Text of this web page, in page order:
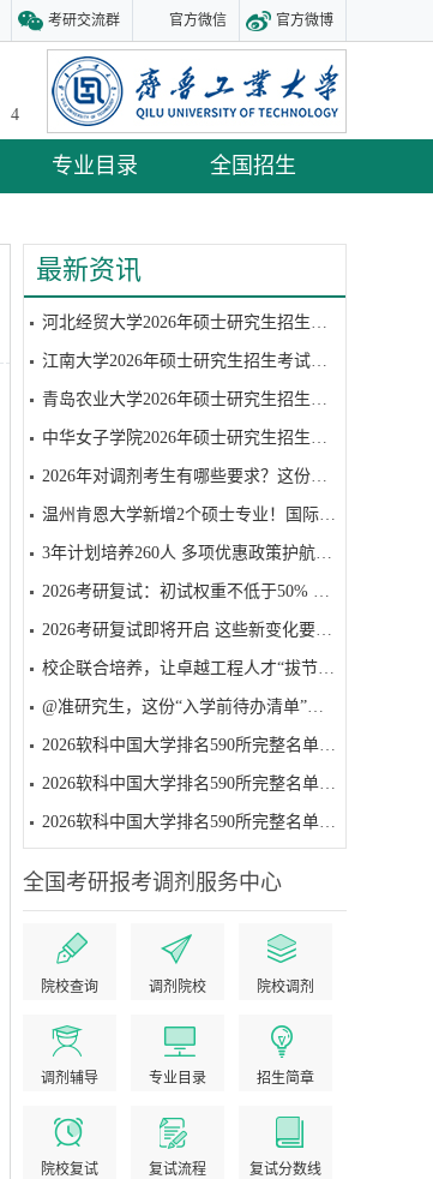
官方微博
官方微信
考研交流群
4
专业目录 全国招生
最新资讯
河北经贸大学2026年硕士研究生招生考试复试参考书目
江南大学2026年硕士研究生招生考试复试参考书目
青岛农业大学2026年硕士研究生招生考试复试参考书目
中华女子学院2026年硕士研究生招生考试硕士研究生招生考试复试笔试参考书目
2026年对调剂考生有哪些要求？这份调剂攻略请收好
温州肯恩大学新增2个硕士专业！国际视野+全球认可
3年计划培养260人 多项优惠政策护航——贵州启动工程硕博士培养改革试点
2026考研复试：初试权重不低于50% 面试为必要环节
2026考研复试即将开启 这些新变化要注意
校企联合培养，让卓越工程人才“拔节生长”
@准研究生，这份“入学前待办清单”请收好
2026软科中国大学排名590所完整名单（501-590名）
2026软科中国大学排名590所完整名单（401-500名）
2026软科中国大学排名590所完整名单（301-400名）
全国考研报考调剂服务中心
院校查询 调剂院校 院校调剂
调剂辅导 专业目录 招生简章
院校复试 复试流程 复试分数线